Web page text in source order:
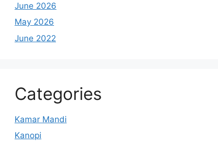
June 2026
May 2026
June 2022
Categories
Kamar Mandi
Kanopi